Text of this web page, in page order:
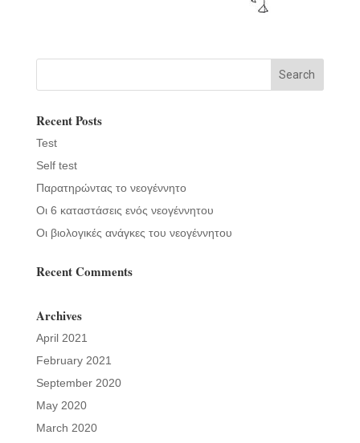
Recent Posts
Test
Self test
Παρατηρώντας το νεογέννητο
Οι 6 καταστάσεις ενός νεογέννητου
Οι βιολογικές ανάγκες του νεογέννητου
Recent Comments
Archives
April 2021
February 2021
September 2020
May 2020
March 2020